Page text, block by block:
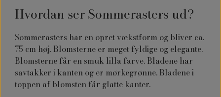
Hvordan ser Sommerasters ud?
Sommerasters har en opret vækstform og bliver ca.
75 cm høj. Blomsterne er meget fyldige og elegante.
Blomsterne får en smuk lilla farve. Bladene har
savtakker i kanten og er mørkegrønne. Bladene i
toppen af blomsten får glatte kanter.